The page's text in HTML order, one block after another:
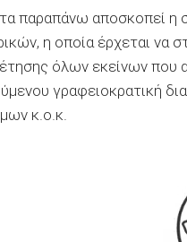
παραπάνω αποσκοπεί η
η οποία έρχεται να
όλων εκείνων που
γραφειοκρατική
κ.ο.κ.